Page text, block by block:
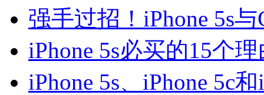
强手过招！iPhone 5s
iPhone 5s必买的15个
iPhone 5s、iPhone 5c